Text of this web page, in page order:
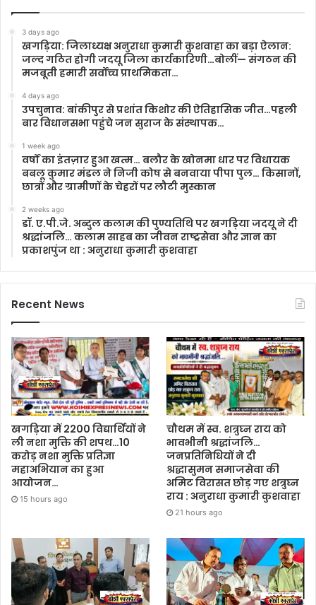
3 days ago
खगड़िया: जिलाध्यक्ष अनुराधा कुमारी कुशवाहा का बड़ा ऐलान:
जल्द गठित होगी जदयू जिला कार्यकारिणी…बोलीं— संगठन की
मजबूती हमारी सर्वोच्च प्राथमिकता…
4 days ago
उपचुनाव: बांकीपुर से प्रशांत किशोर की ऐतिहासिक जीत…पहली
बार विधानसभा पहुंचे जन सुराज के संस्थापक…
1 week ago
वर्षों का इंतज़ार हुआ खत्म… बलौर के खोनमा धार पर विधायक
बबलू कुमार मंडल ने निजी कोष से बनवाया पीपा पुल… किसानों,
छात्रों और ग्रामीणों के चेहरों पर लौटी मुस्कान
2 weeks ago
डॉ. ए.पी.जे. अब्दुल कलाम की पुण्यतिथि पर खगड़िया जदयू ने दी
श्रद्धांजलि… कलाम साहब का जीवन राष्ट्रसेवा और ज्ञान का
प्रकाशपुंज था : अनुराधा कुमारी कुशवाहा
Recent News
खगड़िया में 2200 विद्यार्थियों ने
ली नशा मुक्ति की शपथ…10
करोड़ नशा मुक्ति प्रतिज्ञा
महाअभियान का हुआ
आयोजन…
15 hours ago
चौथम में स्व. शत्रुघ्न राय को
भावभीनी श्रद्धांजलि…
जनप्रतिनिधियों ने दी
श्रद्धासुमन समाजसेवा की
अमिट विरासत छोड़ गए शत्रुघ्न
राय : अनुराधा कुमारी कुशवाहा
21 hours ago